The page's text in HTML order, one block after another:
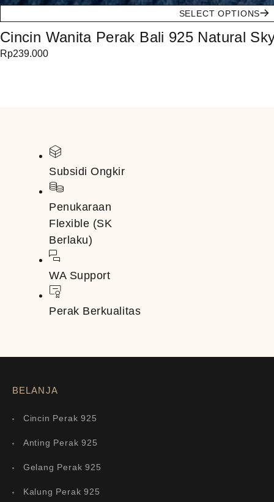
SELECT OPTIONS
Cincin Wanita Perak Bali 925 Natural
Rp239.000
Subsidi Ongkir
Penukaraan
Flexible (SK
Berlaku)
WA Support
Perak Berkualitas
BELANJA
Cincin Perak 925
Anting Perak 925
Gelang Perak 925
Kalung Perak 925